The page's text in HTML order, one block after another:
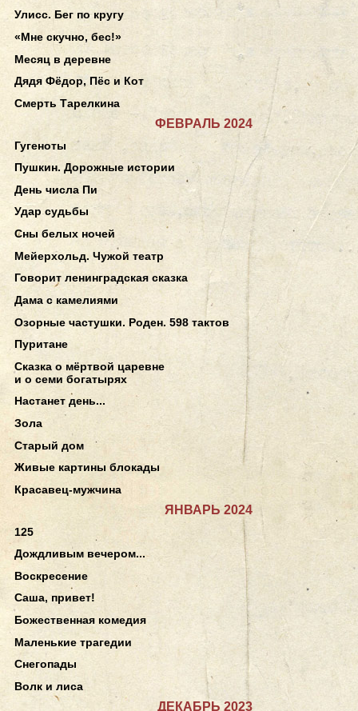
Улисс. Бег по кругу
«Мне скучно, бес!»
Месяц в деревне
Дядя Фёдор, Пёс и Кот
Смерть Тарелкина
ФЕВРАЛЬ 2024
Гугеноты
Пушкин. Дорожные истории
День числа Пи
Удар судьбы
Сны белых ночей
Мейерхольд. Чужой театр
Говорит ленинградская сказка
Дама с камелиями
Озорные частушки. Роден. 598 тактов
Пуритане
Сказка о мёртвой царевне
и о семи богатырях
Настанет день...
Зола
Старый дом
Живые картины блокады
Красавец-мужчина
ЯНВАРЬ 2024
125
Дождливым вечером...
Воскресение
Саша, привет!
Божественная комедия
Маленькие трагедии
Снегопады
Волк и лиса
ДЕКАБРЬ 2023